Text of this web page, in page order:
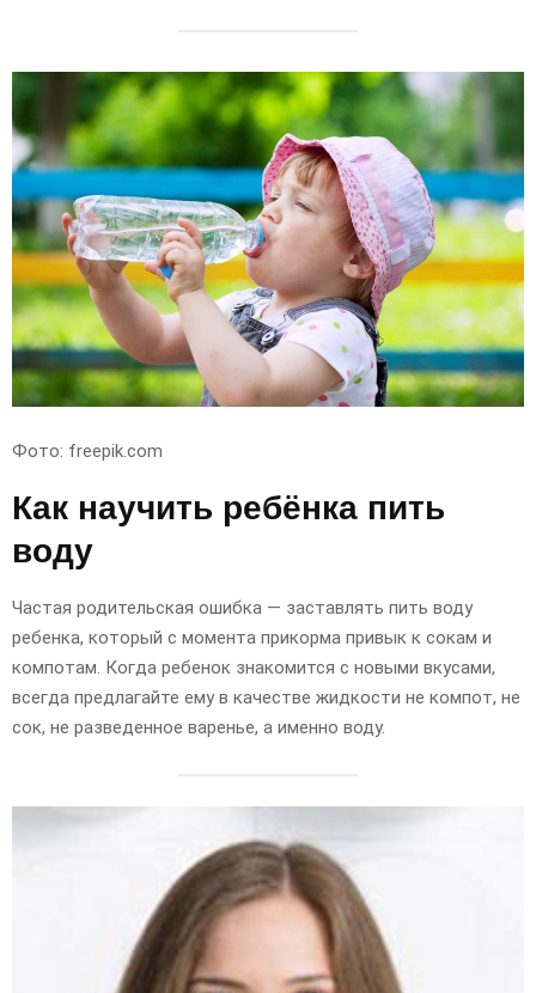
Фото: freepik.com
Как научить ребёнка пить
воду
Частая родительская ошибка — заставлять пить воду
ребенка, который с момента прикорма привык к сокам и
компотам. Когда ребенок знакомится с новыми вкусами,
всегда предлагайте ему в качестве жидкости не компот, не
сок, не разведенное варенье, а именно воду.